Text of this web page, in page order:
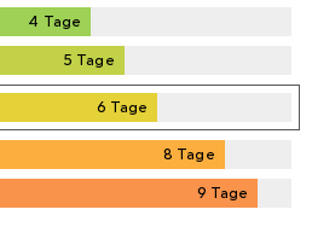
4 Tage
5 Tage
6 Tage
8 Tage
9 Tage